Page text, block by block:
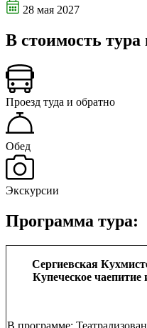
28 мая 2027
В стоимость
Проезд туда и обратно
Обед
Экскурсии
Программа тура:
Сергиевская
Купеческое чаепитие
В программе: